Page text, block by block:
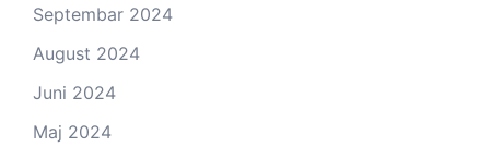
Septembar 2024
August 2024
Juni 2024
Maj 2024